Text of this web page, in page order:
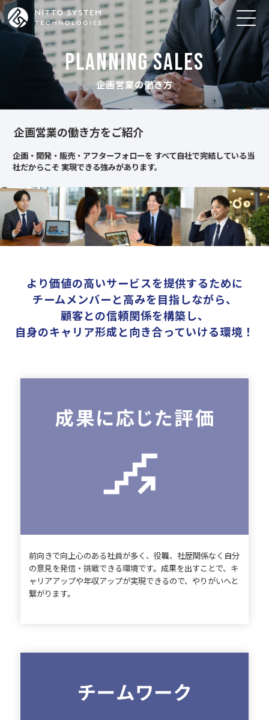
PLANNING SALES
企画営業の働き方
企画営業の働き方をご紹介
企画・開発・販売・アフターフォローを すべて自社で完結している当
社だからこそ 実現できる強みがあります。
より価値の高いサービスを提供するために
チームメンバーと高みを目指しながら、
顧客との信頼関係を構築し、
自身のキャリア形成と向き合っていける環境！
前向きで向上心のある社員が多く、役職、社歴関係なく自分
の意見を発信・挑戦できる環境です。成果を出すことで、キ
ャリアアップや年収アップが実現できるので、やりがいへと
繋がります。